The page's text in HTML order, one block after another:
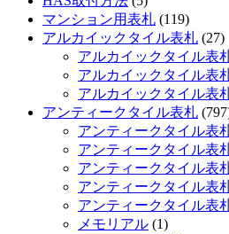
マンション用表札 (119)
アルカイックタイル表札 (27)
アルカイックタイル表
アルカイックタイル表
アルカイックタイル表
アンティークタイル表札
アンティークタイル表
アンティークタイル表
アンティークタイル表
アンティークタイル表
アンティークタイル表
メモリアル (1)